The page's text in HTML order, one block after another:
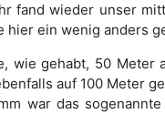
fand wieder unser
hier ein wenig anders
wie gehabt, 50
auf 100 Meter
war das